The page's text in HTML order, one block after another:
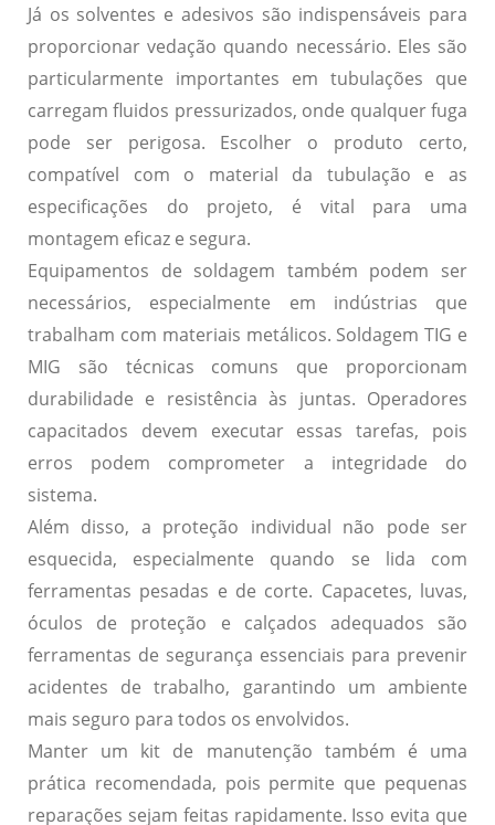
Já os solventes e adesivos são indispensáveis para
proporcionar vedação quando necessário. Eles são
particularmente importantes em tubulações que
carregam fluidos pressurizados, onde qualquer fuga
pode ser perigosa. Escolher o produto certo,
compatível com o material da tubulação e as
especificações do projeto, é vital para uma
montagem eficaz e segura.
Equipamentos de soldagem também podem ser
necessários, especialmente em indústrias que
trabalham com materiais metálicos. Soldagem TIG e
MIG são técnicas comuns que proporcionam
durabilidade e resistência às juntas. Operadores
capacitados devem executar essas tarefas, pois
erros podem comprometer a integridade do
sistema.
Além disso, a proteção individual não pode ser
esquecida, especialmente quando se lida com
ferramentas pesadas e de corte. Capacetes, luvas,
óculos de proteção e calçados adequados são
ferramentas de segurança essenciais para prevenir
acidentes de trabalho, garantindo um ambiente
mais seguro para todos os envolvidos.
Manter um kit de manutenção também é uma
prática recomendada, pois permite que pequenas
reparações sejam feitas rapidamente. Isso evita que